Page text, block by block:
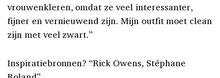
vrouwenkleren, omdat ze veel interessanter,
fijner en vernieuwend zijn. Mijn outfit moet clean
zijn met veel zwart.”
Inspiratiebronnen? “Rick Owens, Stéphane